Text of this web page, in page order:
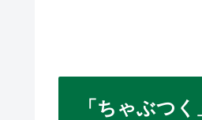
「ちゃぶつ